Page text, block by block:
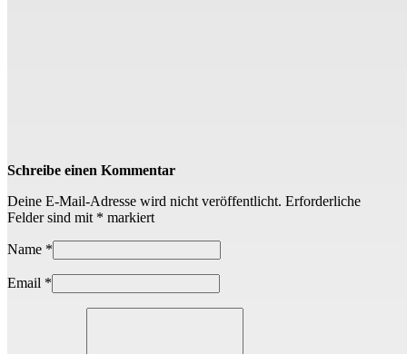
Schreibe einen Kommentar
Deine E-Mail-Adresse wird nicht veröffentlicht. Erforderliche
Felder sind mit * markiert
Name *
Email *